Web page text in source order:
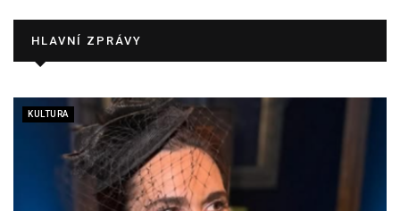
HLAVNÍ ZPRÁVY
KULTURA